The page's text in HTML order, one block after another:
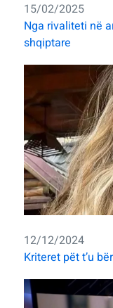
15/02/2025
Nga rivaliteti në
shqiptare
12/12/2024
Kriteret pët t’u